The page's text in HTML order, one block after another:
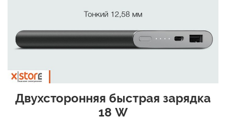
Двухсторонняя быстрая зарядка
18 W